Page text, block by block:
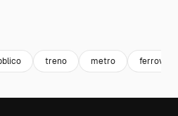
treno metro ferrovia